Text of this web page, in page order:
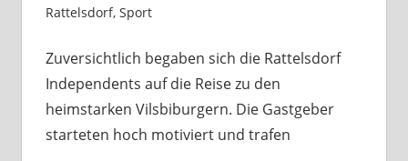
Rattelsdorf, Sport
Zuversichtlich begaben sich die Rattelsdorf
Independents auf die Reise zu den
heimstarken Vilsbiburgern. Die Gastgeber
starteten hoch motiviert und trafen